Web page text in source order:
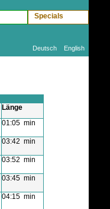
Specials
Deutsch English
Länge
01:05 min
03:42 min
03:52 min
03:45 min
04:15 min